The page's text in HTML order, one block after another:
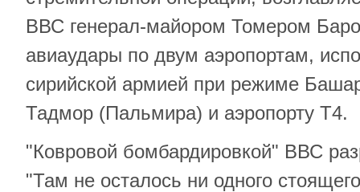
ВВС генерал-майором Томером
авиаудары по двум аэропортам,
сирийской армией при режиме
Тадмор (Пальмира) и аэропорту Т4.
"Ковровой бомбардировкой" ВВС
"Там не осталось ни одного